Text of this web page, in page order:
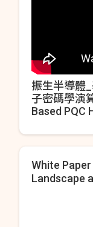
振生半導體
子密碼學演
Based PQC
White
Landscape